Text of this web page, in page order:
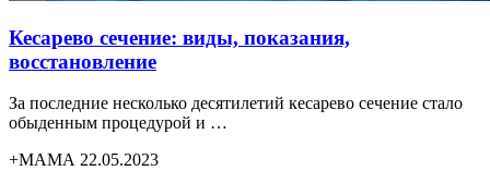
Кесарево сечение: виды, показания,
восстановление
За последние несколько десятилетий кесарево сечение стало
обыденным процедурой и …
+МАМА 22.05.2023